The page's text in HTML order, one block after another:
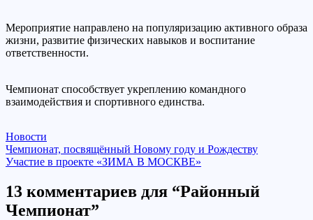
Мероприятие направлено на популяризацию активного образа
жизни, развитие физических навыков и воспитание
ответственности.
Чемпионат способствует укреплению командного
взаимодействия и спортивного единства.
Новости
Навигация
по
записям
Чемпионат, посвящённый Новому году и Рождеству
Участие в проекте «ЗИМА В МОСКВЕ»
13 комментариев для “Районный
Чемпионат”